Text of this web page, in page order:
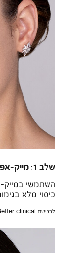
שלב 1: מייק-אפ
כיסוי מלא
לרכישת Even Better clinical